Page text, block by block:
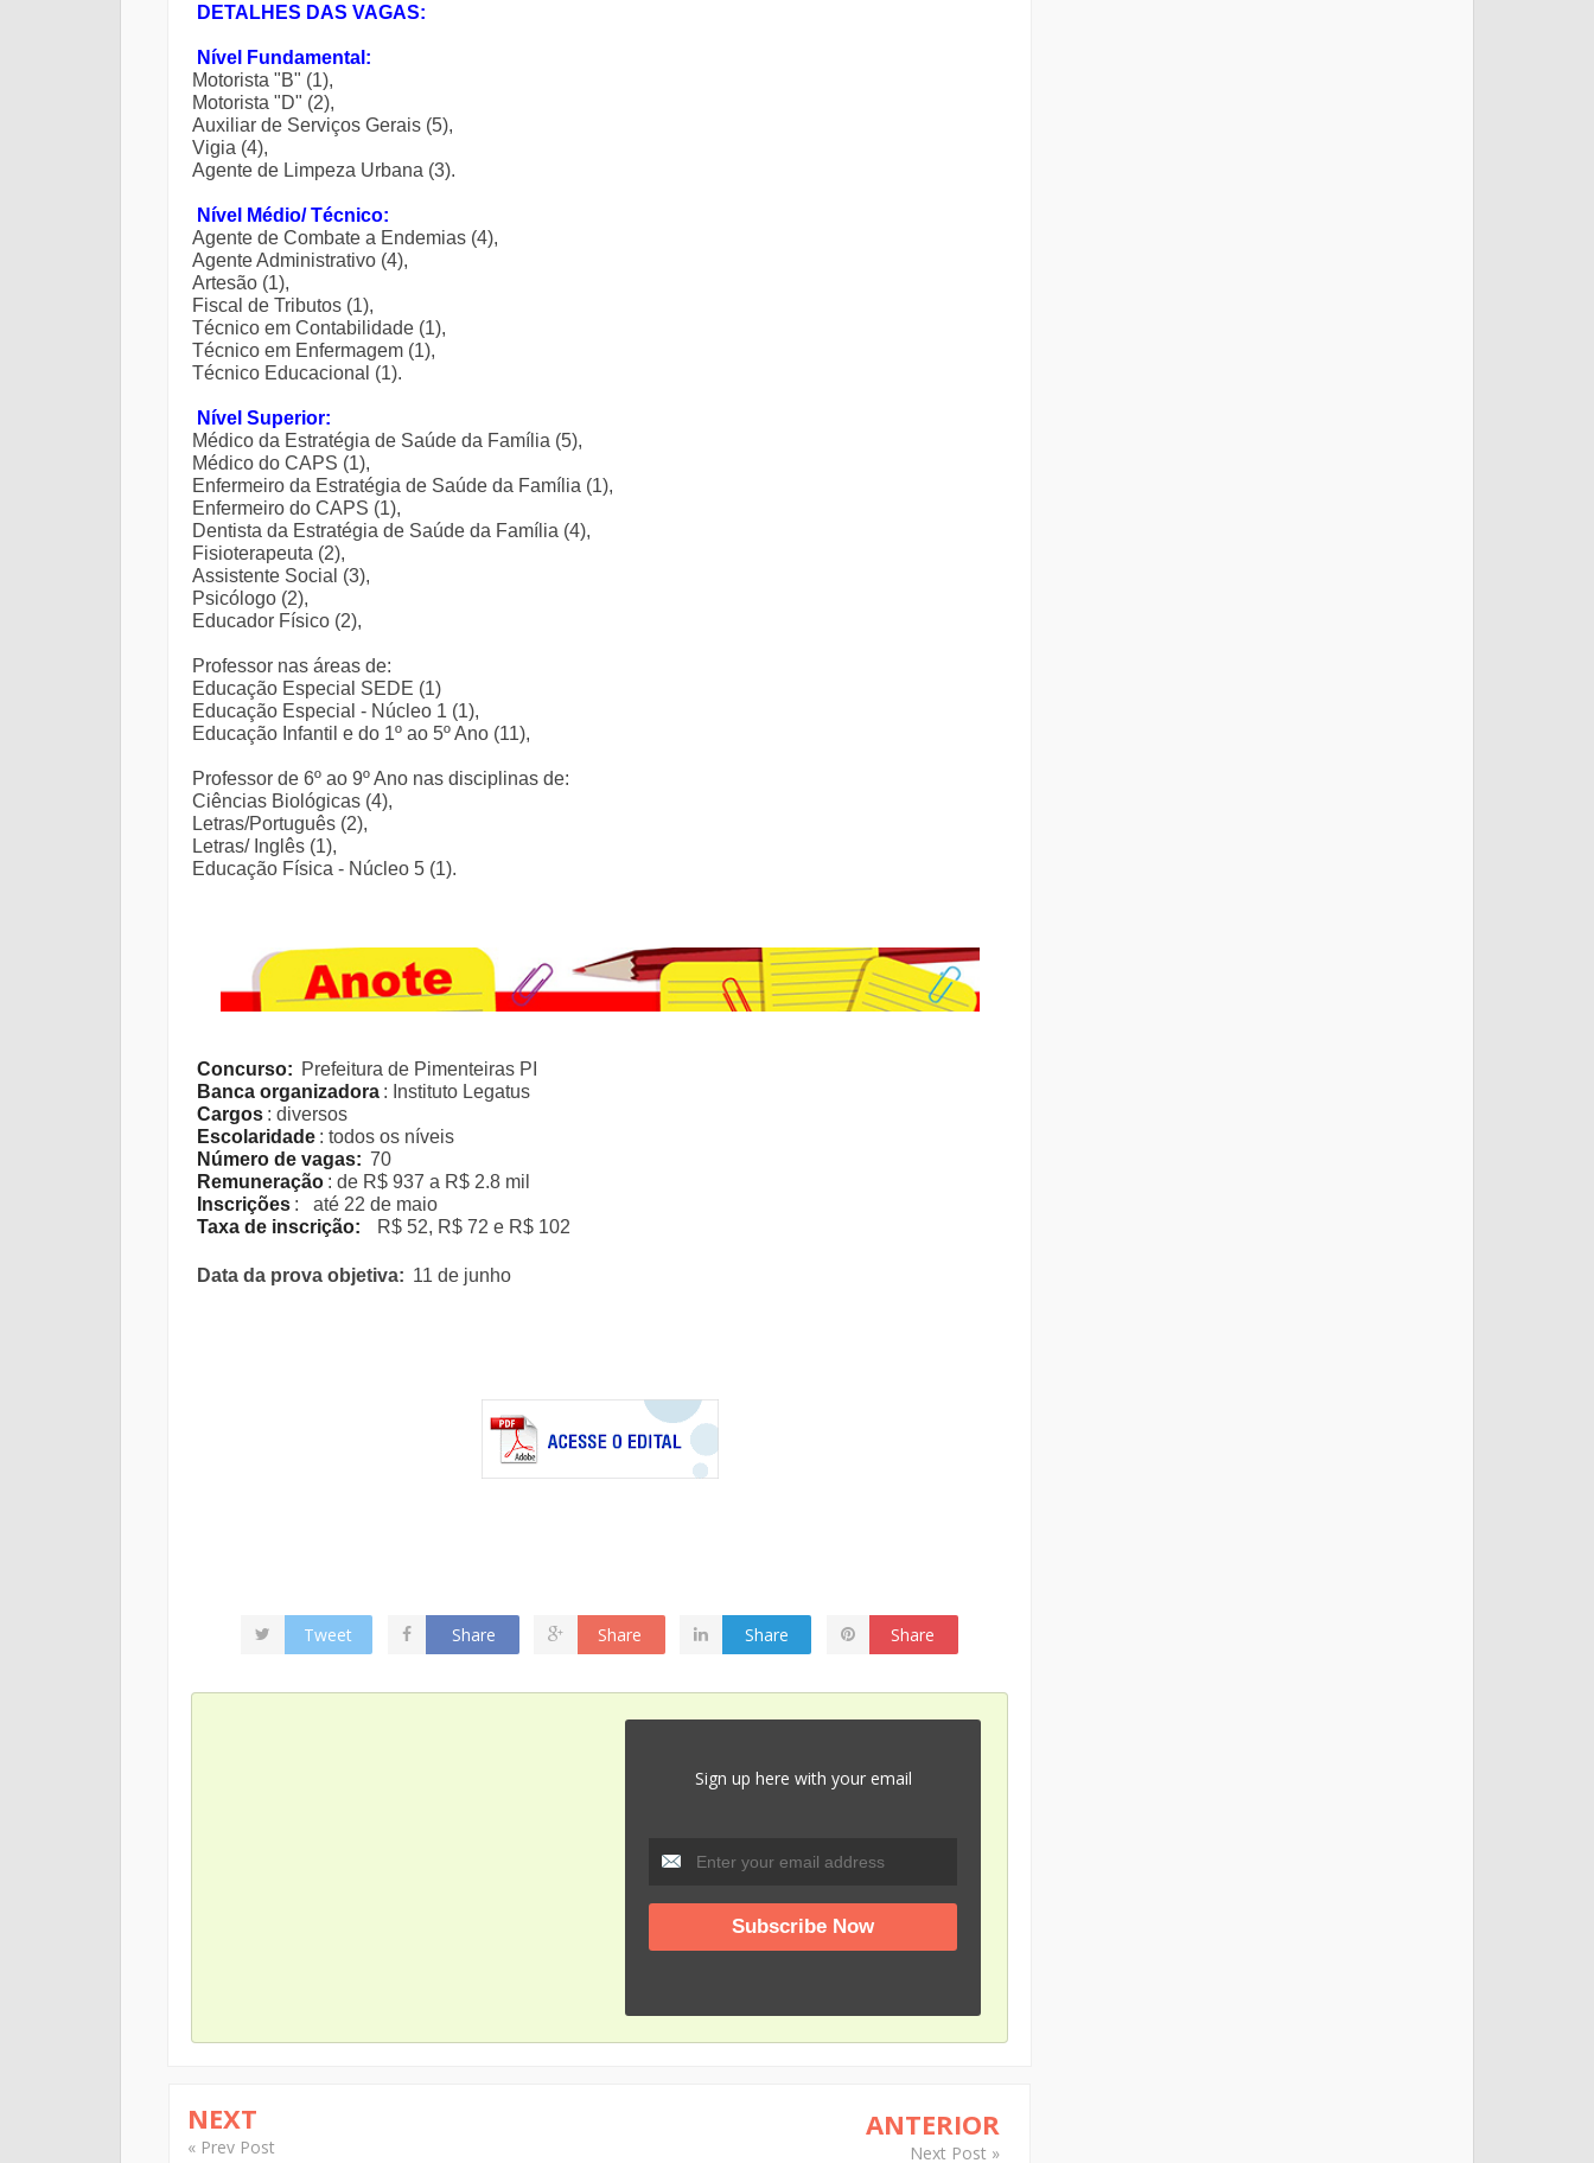
DETALHES DAS VAGAS:
Nível Fundamental:
Motorista "B" (1),
Motorista "D" (2),
Auxiliar de Serviços Gerais (5),
Vigia (4),
Agente de Limpeza Urbana (3).
Nível Médio/ Técnico:
Agente de Combate a Endemias (4),
Agente Administrativo (4),
Artesão (1),
Fiscal de Tributos (1),
Técnico em Contabilidade (1),
Técnico em Enfermagem (1),
Técnico Educacional (1).
Nível Superior:
Médico da Estratégia de Saúde da Família (5),
Médico do CAPS (1),
Enfermeiro da Estratégia de Saúde da Família (1),
Enfermeiro do CAPS (1),
Dentista da Estratégia de Saúde da Família (4),
Fisioterapeuta (2),
Assistente Social (3),
Psicólogo (2),
Educador Físico (2),
Professor nas áreas de:
Educação Especial SEDE (1)
Educação Especial - Núcleo 1 (1),
Educação Infantil e do 1º ao 5º Ano (11),
Professor de 6º ao 9º Ano nas disciplinas de:
Ciências Biológicas (4),
Letras/Português (2),
Letras/ Inglês (1),
Educação Física - Núcleo 5 (1).
Concurso: Prefeitura de Pimenteiras PI
Banca organizadora : Instituto Legatus
Cargos : diversos
Escolaridade : todos os níveis
Número de vagas: 70
Remuneração : de R$ 937 a R$ 2.8 mil
Inscrições :
até 22 de maio
Taxa de inscrição:
R$ 52, R$ 72 e R$ 102
Data da prova objetiva: 11 de junho
Tweet Share Share Share Share
Sign up here with your email
NEXT
« Prev Post
ANTERIOR
Next Post »